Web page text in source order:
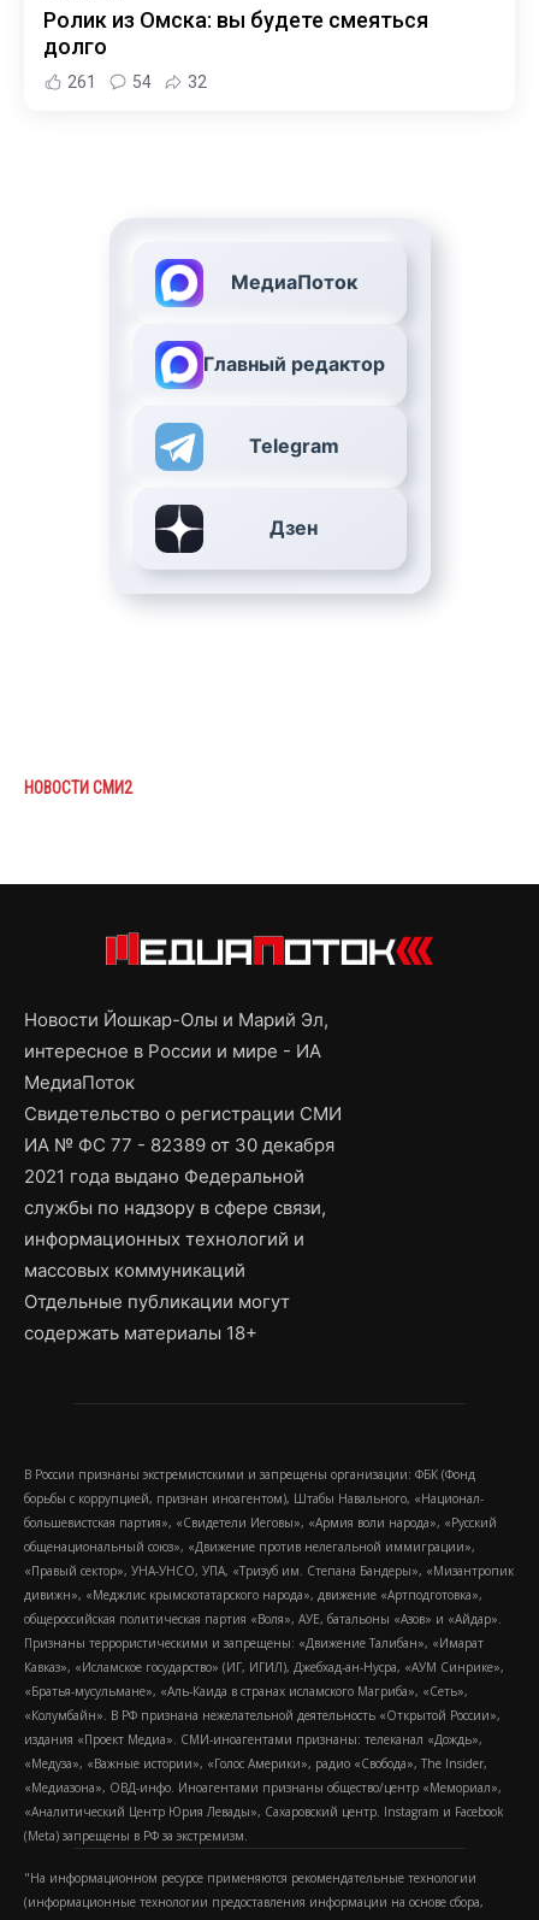
Ролик из Омска: вы будете смеяться
долго
261 54 32
МедиаПоток
Главный редактор
Telegram
Дзен
НОВОСТИ СМИ2
Новости Йошкар-Олы и Марий Эл,
интересное в России и мире - ИА
МедиаПоток
Свидетельство о регистрации СМИ
ИА № ФС 77 - 82389 от 30 декабря
2021 года выдано Федеральной
службы по надзору в сфере связи,
информационных технологий и
массовых коммуникаций
Отдельные публикации могут
содержать материалы 18+
В России признаны экстремистскими и запрещены организации: ФБК (Фонд
борьбы с коррупцией, признан иноагентом), Штабы Навального, «Национал-
большевистская партия», «Свидетели Иеговы», «Армия воли народа», «Русский
общенациональный союз», «Движение против нелегальной иммиграции»,
«Правый сектор», УНА-УНСО, УПА, «Тризуб им. Степана Бандеры», «Мизантропик
дивижн», «Меджлис крымскотатарского народа», движение «Артподготовка»,
общероссийская политическая партия «Воля», АУЕ, батальоны «Азов» и «Айдар».
Признаны террористическими и запрещены: «Движение Талибан», «Имарат
Кавказ», «Исламское государство» (ИГ, ИГИЛ), Джебхад-ан-Нусра, «АУМ Синрике»,
«Братья-мусульмане», «Аль-Каида в странах исламского Магриба», «Сеть»,
«Колумбайн». В РФ признана нежелательной деятельность «Открытой России»,
издания «Проект Медиа». СМИ-иноагентами признаны: телеканал «Дождь»,
«Медуза», «Важные истории», «Голос Америки», радио «Свобода», The Insider,
«Медиазона», ОВД-инфо. Иноагентами признаны общество/центр «Мемориал»,
«Аналитический Центр Юрия Левады», Сахаровский центр. Instagram и Facebook
(Metа) запрещены в РФ за экстремизм.
"На информационном ресурсе применяются рекомендательные технологии
(информационные технологии предоставления информации на основе сбора,